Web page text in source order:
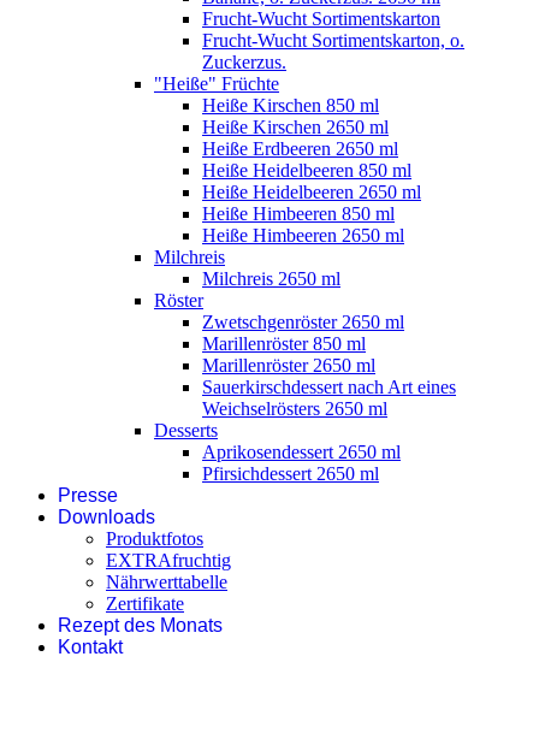
Frucht-Wucht Sortimentskarton
Frucht-Wucht Sortimentskarton, o.
Zuckerzus.
"Heiße" Früchte
Heiße Kirschen 850 ml
Heiße Kirschen 2650 ml
Heiße Erdbeeren 2650 ml
Heiße Heidelbeeren 850 ml
Heiße Heidelbeeren 2650 ml
Heiße Himbeeren 850 ml
Heiße Himbeeren 2650 ml
Milchreis
Milchreis 2650 ml
Röster
Zwetschgenröster 2650 ml
Marillenröster 850 ml
Marillenröster 2650 ml
Sauerkirschdessert nach Art eines
Weichselrösters 2650 ml
Desserts
Aprikosendessert 2650 ml
Pfirsichdessert 2650 ml
Presse
Downloads
Produktfotos
EXTRAfruchtig
Nährwerttabelle
Zertifikate
Rezept des Monats
Kontakt